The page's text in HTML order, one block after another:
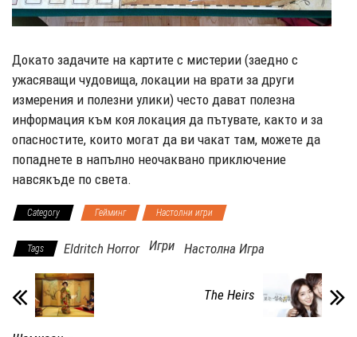
Докато задачите на картите с мистерии (заедно с
ужасяващи чудовища, локации на врати за други
измерения и полезни улики) често дават полезна
информация към коя локация да пътувате, както и за
опасностите, които могат да ви чакат там, можете да
попаднете в напълно неочаквано приключение
навсякъде по света.
Category Гейминг Настолни игри
Tags Eldritch Horror Игри Настолна Игра
The Heirs